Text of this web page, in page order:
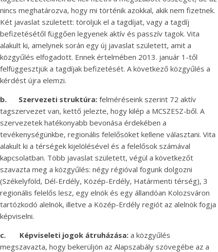
nincs meghatározva, hogy mi történik azokkal, akik nem fizetnek.
Két javaslat született: töröljük el a tagdíjat, vagy a tagdíj
befizetésétől függően legyenek aktív és passzív tagok. Vita
alakult ki, amelynek során egy új javaslat született, amit a
közgyűlés elfogadott. Ennek értelmében 2013. január 1-től
felfüggesztjük a tagdíjak befizetését. A következő közgyűlés a
kérdést újra elemzi.
b. Szervezeti struktúra: felméréseink szerint 72 aktív
tagszervezet van, kettő jelezte, hogy kilép a MCSZESZ-ből. A
szervezetek hatékonyabb bevonása érdekében a
tevékenységünkbe, regionális felelősöket kellene választani. Vita
alakult ki a térségek kijelölésével és a felelősok számával
kapcsolatban. Több javaslat született, végül a következőt
szavazta meg a közgyűlés: négy régióval fogunk dolgozni
(Székelyföld, Dél-Erdély, Közép-Erdély, Határmenti térség), 3
regionális felelős lesz, egy elnök és egy állandóan Kolozsváron
tartózkodó alelnök, illetve a Közép-Erdély regiót az alelnök fogja
képviselni.
c. Képviseleti jogok átruházása: a közgyűlés
megszavazta, hogy bekerüljön az Alapszabály szövegébe az a